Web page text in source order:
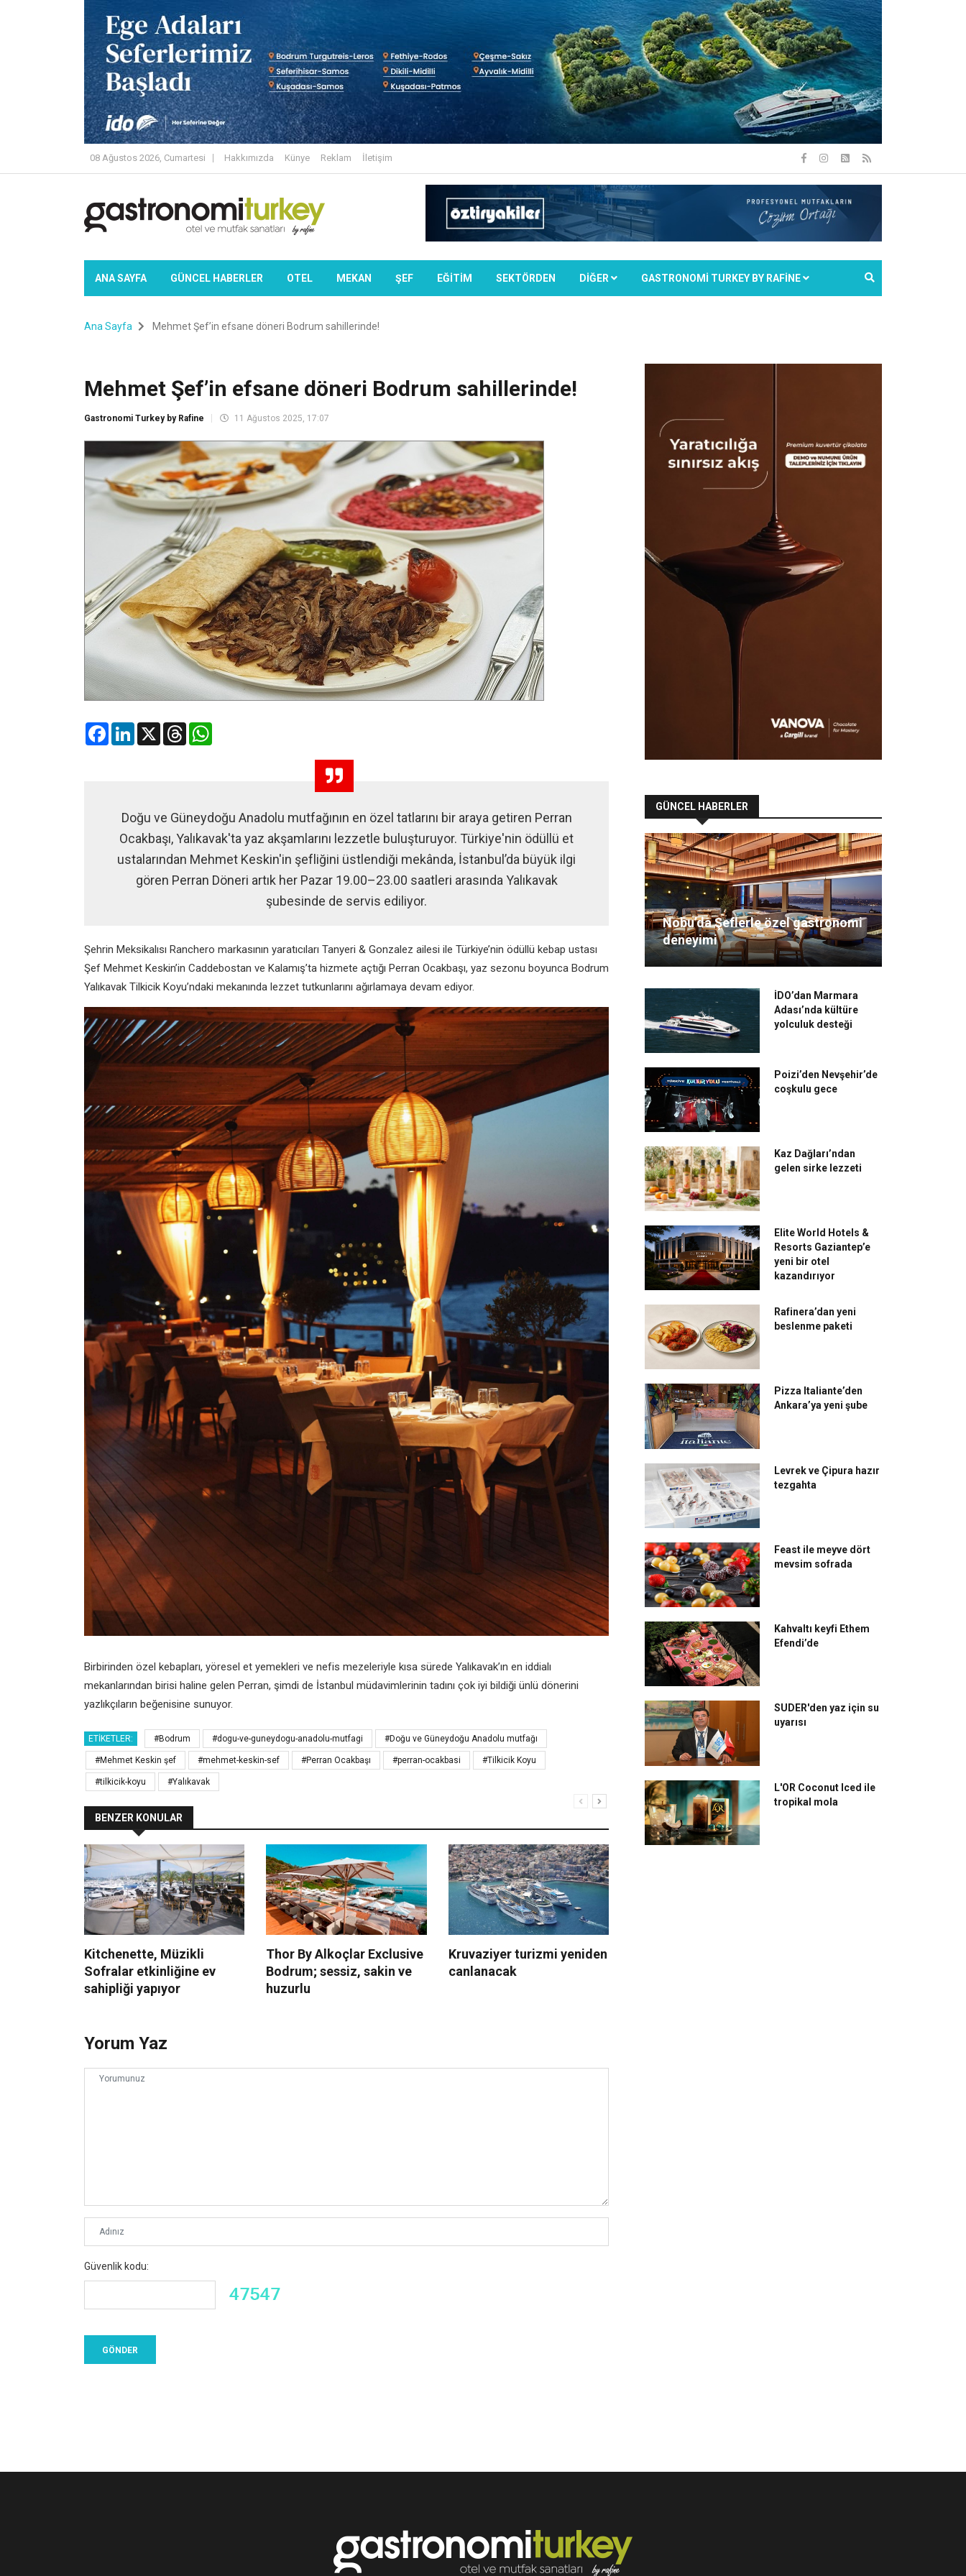
08 Ağustos 2026, Cumartesi Hakkımızda Künye Reklam İletişim
ANA SAYFA GÜNCEL HABERLER OTEL MEKAN ŞEF EĞİTİM SEKTÖRDEN DIĞER GASTRONOMİ TURKEY BY RAFİNE
Ana Sayfa Mehmet Şef’in efsane döneri Bodrum sahillerinde!
Mehmet Şef’in efsane döneri Bodrum sahillerinde!
Gastronomi Turkey by Rafine 11 Ağustos 2025, 17:07
FacebookLinkedIn
X Threads
Doğu ve Güneydoğu Anadolu mutfağının en özel tatlarını bir araya getiren Perran
Ocakbaşı, Yalıkavak'ta yaz akşamlarını lezzetle buluşturuyor. Türkiye'nin ödüllü et
ustalarından Mehmet Keskin'in şefliğini üstlendiği mekânda, İstanbul’da büyük ilgi
gören Perran Döneri artık her Pazar 19.00–23.00 saatleri arasında Yalıkavak
şubesinde de servis ediliyor.
Şehrin Meksikalısı Ranchero markasının yaratıcıları Tanyeri & Gonzalez ailesi ile Türkiye’nin ödüllü kebap ustası
Şef Mehmet Keskin’in Caddebostan ve Kalamış’ta hizmete açtığı Perran Ocakbaşı, yaz sezonu boyunca Bodrum
Yalıkavak Tilkicik Koyu’ndaki mekanında lezzet tutkunlarını ağırlamaya devam ediyor.
Birbirinden özel kebapları, yöresel et yemekleri ve nefis mezeleriyle kısa sürede Yalıkavak’ın en iddialı
mekanlarından birisi haline gelen Perran, şimdi de İstanbul müdavimlerinin tadını çok iyi bildiği ünlü dönerini
yazlıkçıların beğenisine sunuyor.
ETIKETLER: #Bodrum #dogu-ve-guneydogu-anadolu-mutfagi #Doğu ve Güneydoğu Anadolu mutfağı
#Mehmet Keskin şef #mehmet-keskin-sef #Perran Ocakbaşı #perran-ocakbasi #Tilkicik Koyu
#tilkicik-koyu #Yalıkavak
BENZER KONULAR
Kitchenette, Müzikli
Sofralar etkinliğine ev
sahipliği yapıyor
Thor By Alkoçlar Exclusive
Bodrum; sessiz, sakin ve
huzurlu
Kruvaziyer turizmi yeniden
canlanacak
Yorum Yaz
Güvenlik kodu:
GÜNCEL HABERLER
Nobu’da Şeflerle özel gastronomi
deneyimi
İDO’dan Marmara
Adası’nda kültüre
yolculuk desteği
Poizi’den Nevşehir’de
coşkulu gece
Kaz Dağları’ndan
gelen sirke lezzeti
Elite World Hotels &
Resorts Gaziantep’e
yeni bir otel
kazandırıyor
Rafinera’dan yeni
beslenme paketi
Pizza Italiante’den
Ankara’ya yeni şube
Levrek ve Çipura hazır
tezgahta
Feast ile meyve dört
mevsim sofrada
Kahvaltı keyfi Ethem
Efendi’de
SUDER'den yaz için su
uyarısı
L'OR Coconut Iced ile
tropikal mola